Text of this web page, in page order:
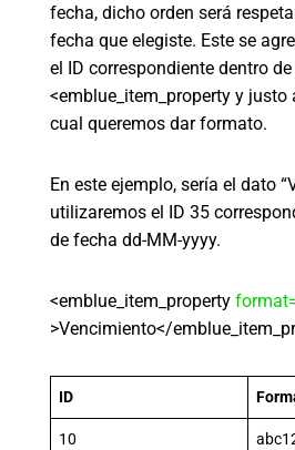
fecha, dicho orden será
fecha que elegiste. Este se
el ID correspondiente dentro
<emblue_item_property y justo
cual queremos dar formato.
En este ejemplo, sería el dato
utilizaremos el ID 35
de fecha dd-MM-yyyy.
<emblue_item_property
>Vencimiento</
ID
10